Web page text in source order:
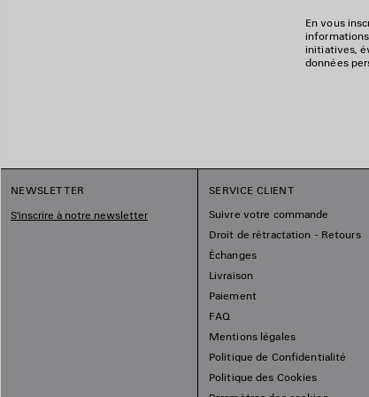
En vous
initiatives,
données
NEWSLETTER
S'inscrire à notre newsletter
SERVICE CLIENT
Suivre votre commande
Droit de rétractation - Retours
Échanges
Livraison
Paiement
FAQ
Mentions légales
Politique de Confidentialité
Politique des Cookies